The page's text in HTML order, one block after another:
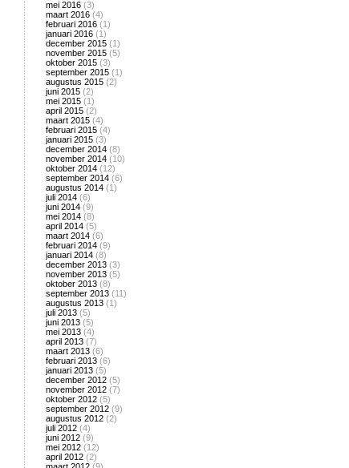
mei 2016 (3)
maart 2016 (4)
februari 2016 (1)
januari 2016 (1)
december 2015 (1)
november 2015 (5)
oktober 2015 (3)
september 2015 (1)
augustus 2015 (2)
juni 2015 (2)
mei 2015 (1)
april 2015 (2)
maart 2015 (4)
februari 2015 (4)
januari 2015 (3)
december 2014 (8)
november 2014 (10)
oktober 2014 (12)
september 2014 (6)
augustus 2014 (1)
juli 2014 (6)
juni 2014 (9)
mei 2014 (8)
april 2014 (5)
maart 2014 (6)
februari 2014 (9)
januari 2014 (8)
december 2013 (3)
november 2013 (5)
oktober 2013 (8)
september 2013 (11)
augustus 2013 (1)
juli 2013 (5)
juni 2013 (5)
mei 2013 (4)
april 2013 (7)
maart 2013 (6)
februari 2013 (6)
januari 2013 (5)
december 2012 (5)
november 2012 (7)
oktober 2012 (5)
september 2012 (9)
augustus 2012 (2)
juli 2012 (4)
juni 2012 (9)
mei 2012 (12)
april 2012 (2)